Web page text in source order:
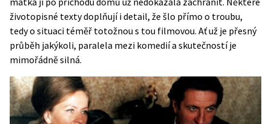
životopisné texty doplňují i detail, že šlo přímo o troubu,
tedy o situaci téměř totožnou s tou filmovou. Ať už je přesný
průběh jakýkoli, paralela mezi komedií a skutečností je
mimořádně silná.